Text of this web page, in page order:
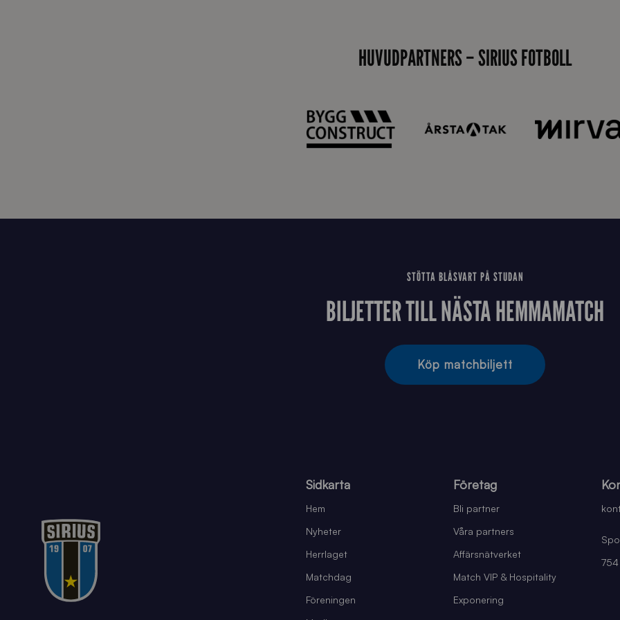
HUVUDPARTNERS – SIRIUS FOTBOLL
STÖTTA BLÅSVART PÅ STUDAN
BILJETTER TILL NÄSTA HEMMAMATCH
Köp matchbiljett
Sidkarta
Hem
Nyheter
Herrlaget
Matchdag
Föreningen
Företag
Bli partner
Våra partners
Affärsnätverket
Match VIP & Hospitality
Exponering
754